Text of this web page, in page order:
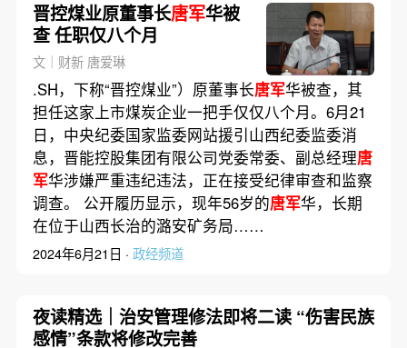
晋控煤业原董事长唐军华被
查 任职仅八个月
文｜财新 唐爱琳
.SH，下称“晋控煤业”）原董事长唐军华被查，其
担任这家上市煤炭企业一把手仅仅八个月。6月21
日，中央纪委国家监委网站援引山西纪委监委消
息，晋能控股集团有限公司党委常委、副总经理唐
军华涉嫌严重违纪违法，正在接受纪律审查和监察
调查。 公开履历显示，现年56岁的唐军华，长期
在位于山西长治的潞安矿务局……
2024年6月21日 · 政经频道
夜读精选｜治安管理修法即将二读 “伤害民族
感情”条款将修改完善